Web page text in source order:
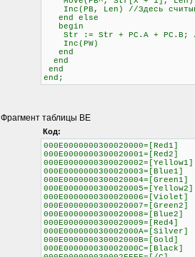
Inc(PB, Len) //Здесь
end else
begin
Str := Str + PC.A + PC.B; //
Inc(PW)
end
end
end
end;
Фрагмент таблицы BE
Код:
000E0000000300020000=[Red1]
000E0000000300020001=[Red2]
000E0000000300020002=[Yellow1]
000E0000000300020003=[Blue1]
000E0000000300020004=[Green1]
000E0000000300020005=[Yellow2]
000E0000000300020006=[Violet]
000E0000000300020007=[Green2]
000E0000000300020008=[Blue2]
000E0000000300020009=[Red4]
000E000000030002000A=[Silver]
000E000000030002000B=[Gold]
000E000000030002000C=[Black]